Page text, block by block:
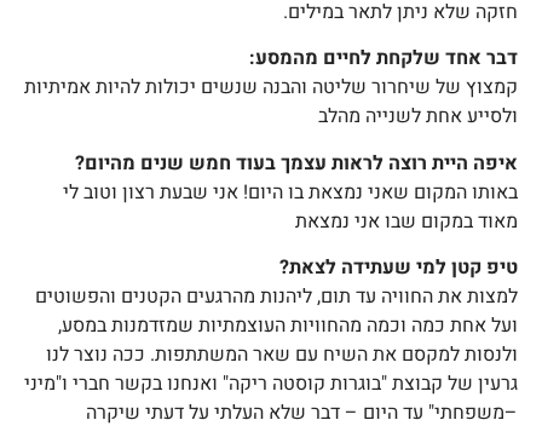
חזקה שלא ניתן לתאר במילים.
דבר אחד שלקחת לחיים מהמסע:
קמצוץ של שיחרור שליטה והבנה שנשים יכולות להיות אמיתיות
ולסייע אחת לשנייה מהלב
איפה היית רוצה לראות עצמך בעוד חמש שנים מהיום?
באותו המקום שאני נמצאת בו היום! אני שבעת רצון וטוב לי
מאוד במקום שבו אני נמצאת
טיפ קטן למי שעתידה לצאת?
למצות את החוויה עד תום, ליהנות מהרגעים הקטנים והפשוטים
ועל אחת כמה וכמה מהחוויות העוצמתיות שמזדמנות במסע,
ולנסות למקסם את השיח עם שאר המשתתפות. ככה נוצר לנו
גרעין של קבוצת "בוגרות קוסטה ריקה" ואנחנו בקשר חברי ו"מיני
–משפחתי" עד היום – דבר שלא העלתי על דעתי שיקרה